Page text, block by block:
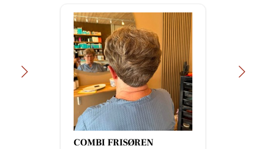
COMBI FRISØREN